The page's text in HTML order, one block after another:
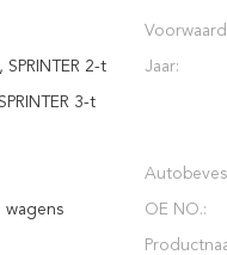
2-t
3-t
Jaar:
wagens OE NO.: